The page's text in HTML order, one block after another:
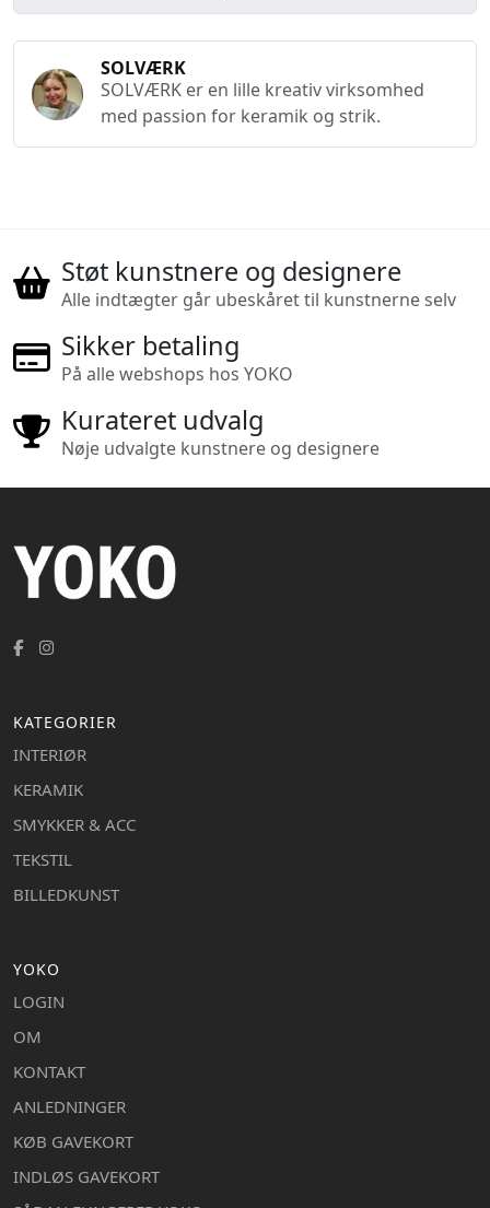
SOLVÆRK
SOLVÆRK er en lille kreativ virksomhed
med passion for keramik og strik.
Støt kunstnere og designere
Alle indtægter går ubeskåret til kunstnerne selv
Sikker betaling
På alle webshops hos YOKO
Kurateret udvalg
Nøje udvalgte kunstnere og designere
KATEGORIER
INTERIØR
KERAMIK
SMYKKER & ACC
TEKSTIL
BILLEDKUNST
YOKO
LOGIN
OM
KONTAKT
ANLEDNINGER
KØB GAVEKORT
INDLØS GAVEKORT